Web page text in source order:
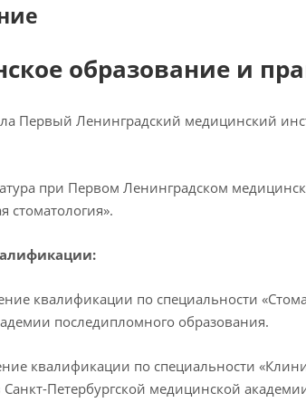
образование и
Первый Ленинградский медицинский
при Первом Ленинградском
стоматология».
квалификации по специальности
последипломного образования.
квалификации по специальности
Санкт-Петербургской медицинской